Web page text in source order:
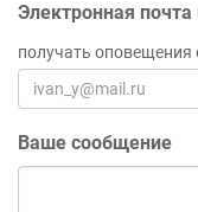
Электронная
получать оповещения
Ваше сообщение